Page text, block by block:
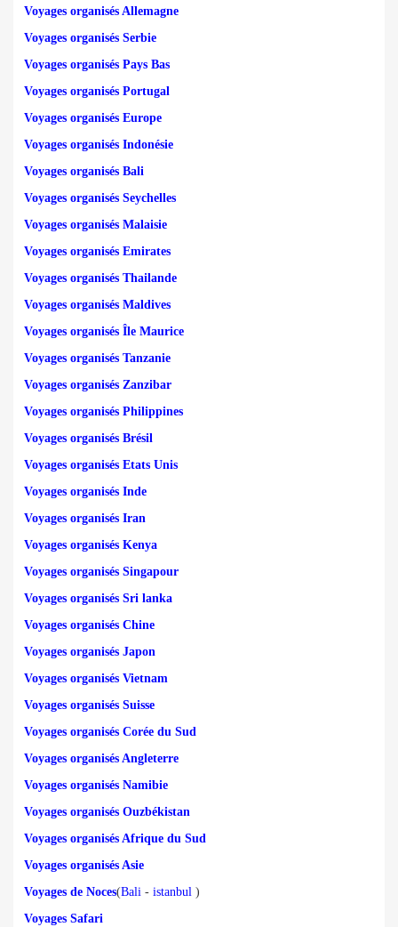
Voyages organisés Allemagne
Voyages organisés Serbie
Voyages organisés Pays Bas
Voyages organisés Portugal
Voyages organisés Europe
Voyages organisés Indonésie
Voyages organisés Bali
Voyages organisés Seychelles
Voyages organisés Malaisie
Voyages organisés Emirates
Voyages organisés Thailande
Voyages organisés Maldives
Voyages organisés Île Maurice
Voyages organisés Tanzanie
Voyages organisés Zanzibar
Voyages organisés Philippines
Voyages organisés Brésil
Voyages organisés Etats Unis
Voyages organisés Inde
Voyages organisés Iran
Voyages organisés Kenya
Voyages organisés Singapour
Voyages organisés Sri lanka
Voyages organisés Chine
Voyages organisés Japon
Voyages organisés Vietnam
Voyages organisés Suisse
Voyages organisés Corée du Sud
Voyages organisés Angleterre
Voyages organisés Namibie
Voyages organisés Ouzbékistan
Voyages organisés Afrique du Sud
Voyages organisés Asie
Voyages de Noces(Bali - istanbul )
Voyages Safari